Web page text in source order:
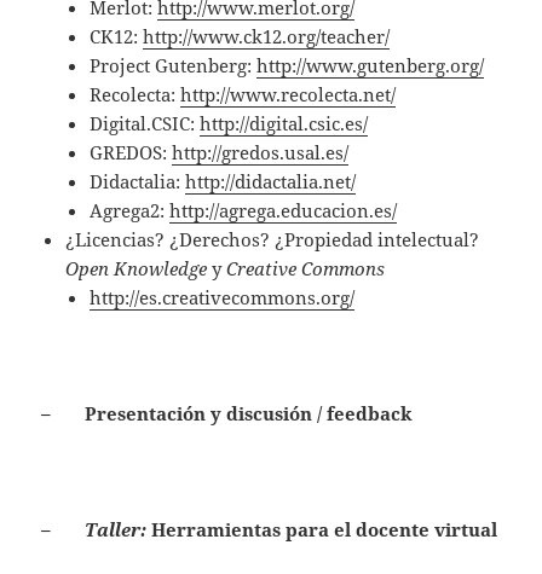
Merlot:http://www.merlot.org/
CK12:http://www.ck12.org/teacher/
Project Gutenberg:http://www.gutenberg.org/
Recolecta:http://www.recolecta.net/
Digital.CSIC:http://digital.csic.es/
GREDOS:http://gredos.usal.es/
Didactalia:http://didactalia.net/
Agrega2:http://agrega.educacion.es/
¿Licencias? ¿Derechos? ¿Propiedad intelectual?
Open KnowledgeyCreative Commons
http://es.creativecommons.org/
– Presentación y discusión / feedback
– Taller:Herramientas para el docente virtual